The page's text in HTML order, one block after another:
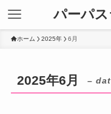
パーパ
ホーム 2025年 6月
2025年6月 –